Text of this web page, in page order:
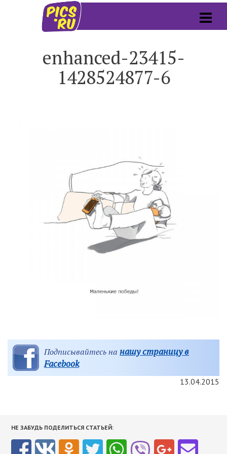
enhanced-23415-
1428524877-6
Подписывайтесь на нашу страницу в
Facebook
13.04.2015
НЕ ЗАБУДЬ ПОДЕЛИТЬСЯ СТАТЬЕЙ: